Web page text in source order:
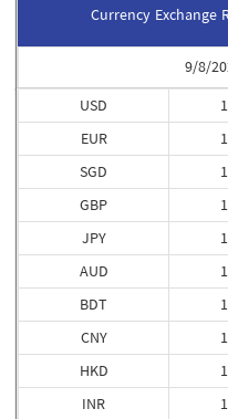
Currency Exchange
9/8/
USD
EUR
SGD
GBP
JPY
AUD
BDT
CNY
HKD
INR
1
1
1
1
1
1
1
1
1
1